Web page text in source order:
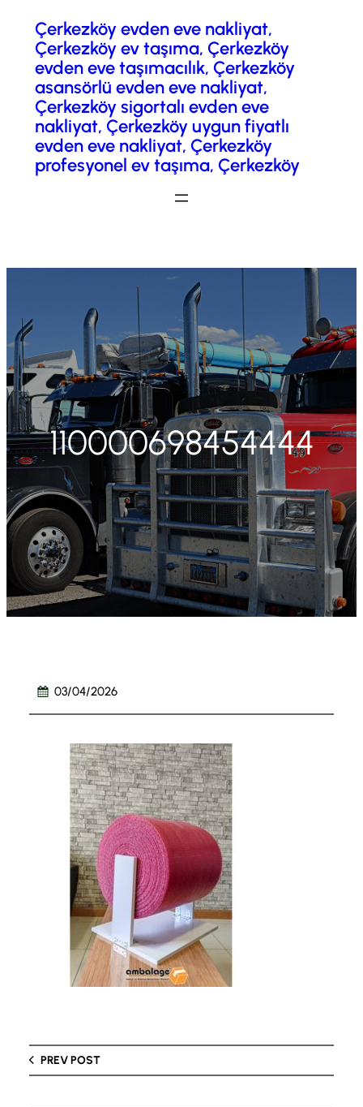
İçeriğeÇerkezköy evden eve nakliyat,
Çerkezköy ev taşıma, Çerkezköy
evden eve taşımacılık, Çerkezköy
asansörlü evden eve nakliyat,
Çerkezköy sigortalı evden eve
nakliyat, Çerkezköy uygun fiyatlı
evden eve nakliyat, Çerkezköy
profesyonel ev taşıma, Çerkezköy
110000698454444
03/04/2026
PREV POST